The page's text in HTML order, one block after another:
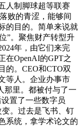
人制脚球超等联赛
败的青涩，能够间
的目的。简单来说就
”。聚焦财产转型升
年，由它们来完
在OpenAI的GPT之
的。CEO和CTO双
等人。企业办事市
那里。都被付与了一
置了一些数字员
变。过去是飞书、钉
系统，拿学术论文的